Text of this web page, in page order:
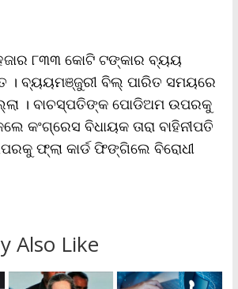
୮୩୩ କୋଟି ଟଙ୍କାର ବ୍ୟୟ
। ବ୍ୟୟମଞ୍ଜୁରୀ ବିଲ୍ ପାରିତ ସମୟରେ
। ବାଚସ୍ପତିଙ୍କ ପୋଡିଅମ ଉପରକୁ
କଂଗ୍ରେସ ବିଧାୟକ ତାରା ବାହିନୀପତି
ଫ୍ଲା କାର୍ଡ ଫିଙ୍ଗିଲେ ବିରୋଧୀ
Also Like